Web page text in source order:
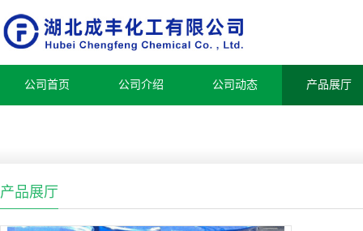
公司首页 公司介绍 公司动态 产品展厅
产品展厅